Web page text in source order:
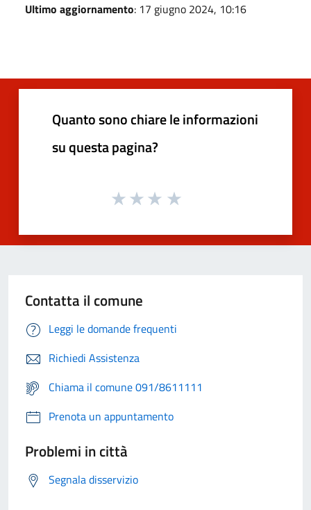
Ultimo aggiornamento: 17 giugno 2024, 10:16
Quanto sono chiare le informazioni
su questa pagina?
Contatta il comune
Leggi le domande frequenti
Richiedi Assistenza
Chiama il comune 091/8611111
Prenota un appuntamento
Problemi in città
Segnala disservizio